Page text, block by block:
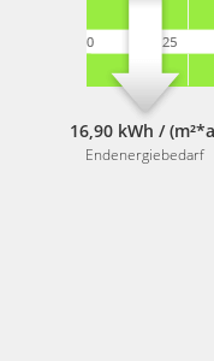
16,90 kWh /
Endenergiebedarf